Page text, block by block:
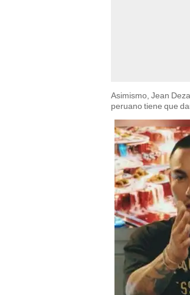
Asimismo, Jean
peruano tiene que